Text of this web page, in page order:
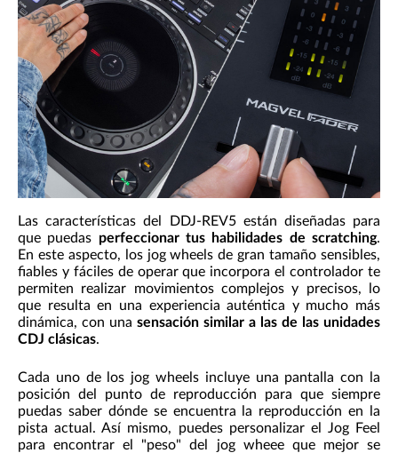
Las características del DDJ-REV5 están diseñadas para
que puedas perfeccionar tus habilidades de scratching.
En este aspecto, los jog wheels de gran tamaño sensibles,
fiables y fáciles de operar que incorpora el controlador te
permiten realizar movimientos complejos y precisos, lo
que resulta en una experiencia auténtica y mucho más
dinámica, con una sensación similar a las de las unidades
CDJ clásicas.
Cada uno de los jog wheels incluye una pantalla con la
posición del punto de reproducción para que siempre
puedas saber dónde se encuentra la reproducción en la
pista actual. Así mismo, puedes personalizar el Jog Feel
para encontrar el "peso" del jog wheee que mejor se